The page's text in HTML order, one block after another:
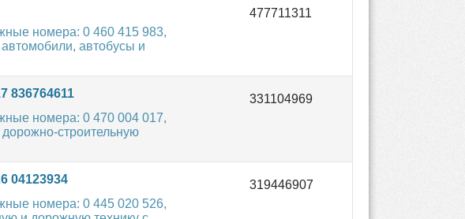
номера: 0 460 415 983,
автобусы и
836764611
номера: 0 470 004 017,
строительную
04123934
номера: 0 445 020 526,